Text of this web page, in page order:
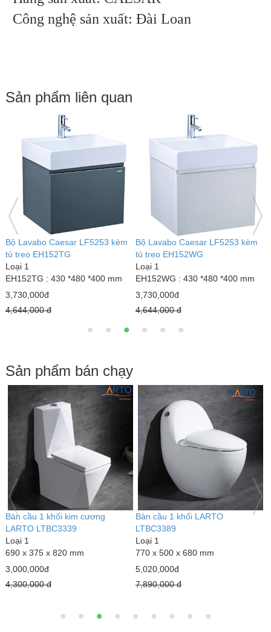
Công nghệ sản xuất: Đài Loan
Sản phẩm liên quan
Bộ Lavabo Caesar LF5253 kèm
tủ treo EH152TG
Loại 1
EH152TG : 430 *480 *400 mm
3,730,000đ
4,644,000 đ
Bộ Lavabo Caesar LF5253 kèm
tủ treo EH152WG
Loại 1
EH152WG : 430 *480 *400 mm
3,730,000đ
4,644,000 đ
Sản phẩm bán chạy
Bàn cầu 1 khối kim cương
LARTO LTBC3339
Loại 1
690 x 375 x 820 mm
3,000,000đ
4,300,000 đ
Bàn cầu 1 khối LARTO
LTBC3389
Loại 1
770 x 500 x 680 mm
5,020,000đ
7,890,000 đ